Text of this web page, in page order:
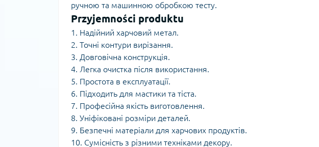
ручною та машинною обробкою тесту.
Przyjemności produktu
1. Надійний харчовий метал.
2. Точні контури вирізання.
3. Довговічна конструкція.
4. Легка очистка після використання.
5. Простота в експлуатації.
6. Підходить для мастики та тіста.
7. Професійна якість виготовлення.
8. Уніфіковані розміри деталей.
9. Безпечні матеріали для харчових продуктів.
10. Сумісність з різними техніками декору.